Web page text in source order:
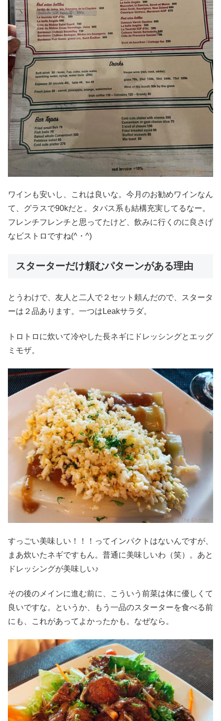
ワインも安いし、これは良いな。今月のお勧めワインなん
て、グラスで90kだと。タパス系も結構充実してるなー。
フレンチフレンチと思ってたけど、飲みに行くのに良さげ
なビストロですね(^・^)
スターターだけ頼むパターンがある理由
とうわけで、友人と二人で２セット頼んだので、スタータ
ーは２品あります。一つはLeakサラダ。
トロトロに炊いて冷やした長ネギにドレッシングとエッグ
ミモザ。
すっごい美味しい！！！ってインパクトはないんですが、
まあ炊いたネギですもん。普通に美味しいわ（笑）。あと
ドレッシングが美味しい♪
その後のメインに進む前に、こういう前菜は体に優しくて
良いですな。というか、もう一品のスターターを食べる前
にも、これがあってよかったかも。なぜなら。